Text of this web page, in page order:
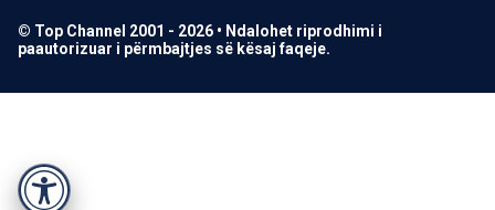
© Top Channel 2001 - 2026 • Ndalohet riprodhimi i
paautorizuar i përmbajtjes së kësaj faqeje.